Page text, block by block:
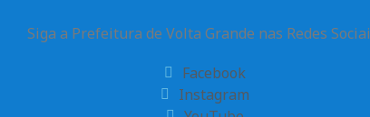
Siga a Prefeitura de Volta Grande nas Redes
Facebook
Instagram